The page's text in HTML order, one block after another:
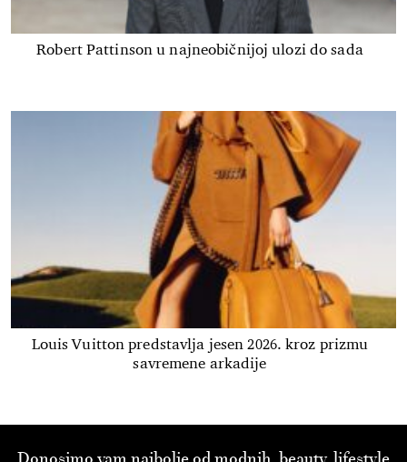
Robert Pattinson u najneobičnijoj ulozi do sada
Louis Vuitton predstavlja jesen 2026. kroz prizmu
savremene arkadije